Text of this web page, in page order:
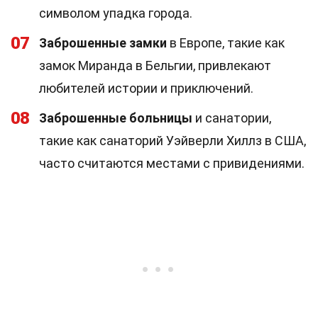
символом упадка города.
07 Заброшенные замки в Европе, такие как
замок Миранда в Бельгии, привлекают
любителей истории и приключений.
08 Заброшенные больницы и санатории,
такие как санаторий Уэйверли Хиллз в США,
часто считаются местами с привидениями.